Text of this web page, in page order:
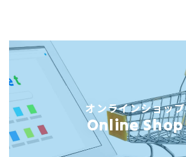
オンラインショップ
Online Shop